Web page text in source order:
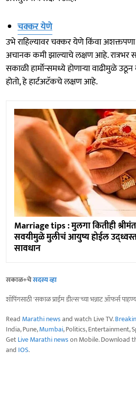
चक्कर येणे
उभे राहिल्यावर चक्कर येणे किंवा
अचानक कमी झाल्याचे लक्षण आहे. रात्रभर
सकाळी हार्मोन्समध्ये होणाऱ्या वाढीमुळे
होतो, हे हार्टअटॅकचे लक्षण आहे.
Marriage tips : मुलगा कितीही
सवयीमुळे मुलीचं आयुष्य होईल
सावधान
सकाळ+चेसदस्य व्हा
शॉपिंगसाठी 'सकाळ प्राईम डील्स'च्या भन्नाट ऑफर्स
Read Marathi newsand watch Live TV.
India, Pune,Mumbai, Politics, Entertainment,
GetLive Marathi newson Mobile. Download
and IOS.